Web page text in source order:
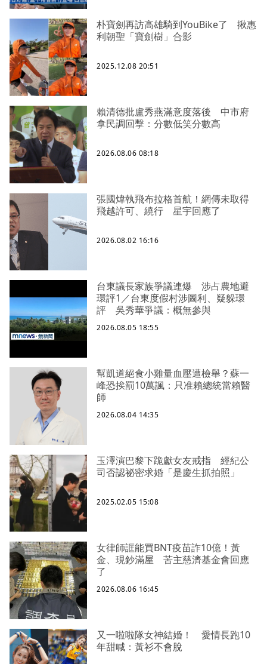
朴寶劍再訪高雄騎到YouBike了 揪惠
利朝聖「寶劍樹」合影
2025.12.08 20:51
賴清德批盧秀燕滿意度落後 中市府
拿民調回擊：分數低笑分數高
2026.08.06 08:18
張國煒執飛布拉格首航！網傳未取得
飛越許可、繞行 星宇回應了
2026.08.02 16:16
台東議長家族爭議連爆 涉占農地避
環評1／台東度假村涉圖利、疑躲環
評 吳秀華爭議：概無參與
2026.08.05 18:55
幫凱道絕食小雞量血壓遭檢舉？蘇一
峰恐挨罰10萬諷：只准賴總統當賴醫
師
2026.08.04 14:35
玉澤演巴黎下跪獻女友戒指 經紀公
司否認祕密求婚「是慶生抓拍照」
2025.02.05 15:08
女律師誆能買BNT疫苗詐10億！黃
金、現鈔滿屋 苦主慈濟基金會回應
了
2026.08.06 16:45
又一啦啦隊女神結婚！ 愛情長跑10
年甜喊：黃衫不會脫